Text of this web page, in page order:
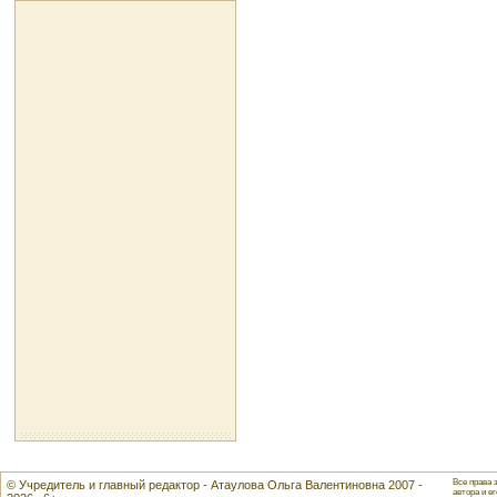
© Учредитель и главный редактор - Атаулова Ольга Валентиновна 2007 -
Все права
автора и